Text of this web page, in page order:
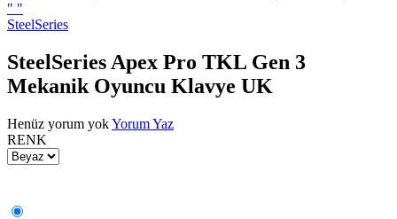
" "
SteelSeries
SteelSeries Apex Pro TKL Gen 3
Mekanik Oyuncu Klavye UK
Henüz yorum yokYorum Yaz
RENK